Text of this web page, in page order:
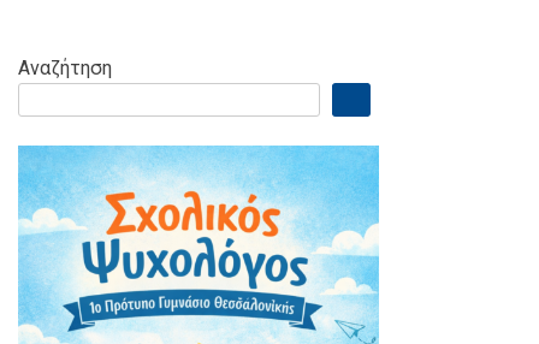
Αναζήτηση